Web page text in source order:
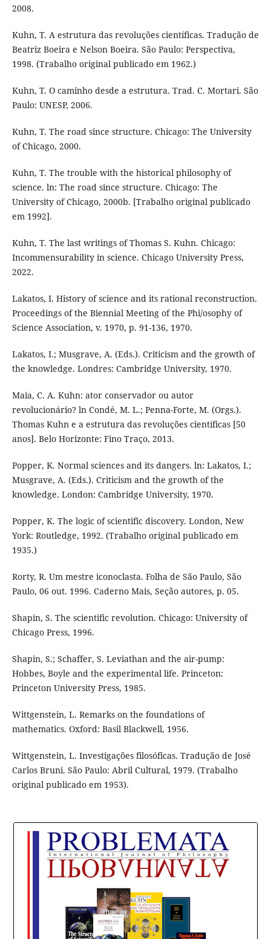
2008.
Kuhn, T. A estrutura das revoluções científicas. Tradução de
Beatriz Boeira e Nelson Boeira. São Paulo: Perspectiva,
1998. (Trabalho original publicado em 1962.)
Kuhn, T. O caminho desde a estrutura. Trad. C. Mortari. São
Paulo: UNESP, 2006.
Kuhn, T. The road since structure. Chicago: The University
of Chicago, 2000.
Kuhn, T. The trouble with the historical philosophy of
science. ln: The road since structure. Chicago: The
University of Chicago, 2000b. [Trabalho original publicado
em 1992].
Kuhn, T. The last writings of Thomas S. Kuhn. Chicago:
Incommensurability in science. Chicago University Press,
2022.
Lakatos, I. History of science and its rational reconstruction.
Proceedings of the Biennial Meeting of the Phi/osophy of
Science Association, v. 1970, p. 91-136, 1970.
Lakatos, I.; Musgrave, A. (Eds.). Criticism and the growth of
the knowledge. Londres: Cambridge University, 1970.
Maia, C. A. Kuhn: ator conservador ou autor
revolucionário? ln Condé, M. L.; Penna-Forte, M. (Orgs.).
Thomas Kuhn e a estrutura das revoluções científicas [50
anos]. Belo Horizonte: Fino Traço, 2013.
Popper, K. Normal sciences and its dangers. ln: Lakatos, I.;
Musgrave, A. (Eds.). Criticism and the growth of the
knowledge. London: Cambridge University, 1970.
Popper, K. The logic of scientific discovery. London, New
York: Routledge, 1992. (Trabalho original publicado em
1935.)
Rorty, R. Um mestre iconoclasta. Folha de São Paulo, São
Paulo, 06 out. 1996. Caderno Mais, Seção autores, p. 05.
Shapin, S. The scientific revolution. Chicago: University of
Chicago Press, 1996.
Shapin, S.; Schaffer, S. Leviathan and the air-pump:
Hobbes, Boyle and the experimental life. Princeton:
Princeton University Press, 1985.
Wittgenstein, L. Remarks on the foundations of
mathematics. Oxford: Basil Blackwell, 1956.
Wittgenstein, L. Investigações filosóficas. Tradução de José
Carlos Bruni. São Paulo: Abril Cultural, 1979. (Trabalho
original publicado em 1953).